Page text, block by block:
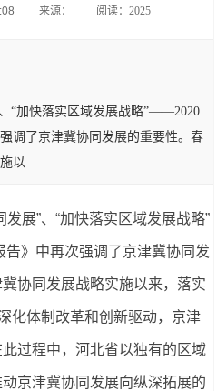
来源： 阅读：2025
加快落实区域发展战略”——2020
调了京津冀协同发展的重要性。春
以
展”、“加快落实区域发展战略”
》中再次强调了京津冀协同发
协同发展战略实施以来，落实
化体制改革和创新驱动，京津
过程中，河北省以独有的区域
京津冀协同发展向纵深拓展的